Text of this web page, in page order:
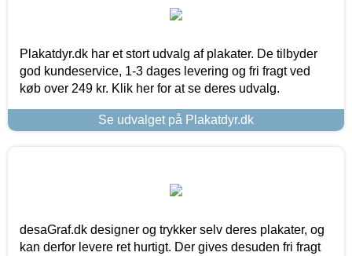
Plakatdyr.dk har et stort udvalg af plakater. De tilbyder
god kundeservice, 1-3 dages levering og fri fragt ved
køb over 249 kr. Klik her for at se deres udvalg.
Se udvalget på Plakatdyr.dk
desaGraf.dk designer og trykker selv deres plakater, og
kan derfor levere ret hurtigt. Der gives desuden fri fragt